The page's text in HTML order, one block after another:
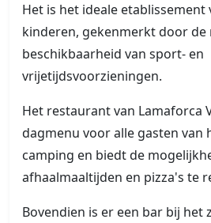
Het is het ideale
kinderen, gekenmerkt door de
beschikbaarheid van sport- en
vrijetijdsvoorzieningen.
Het restaurant van Lamaforca
dagmenu voor alle gasten van
camping en biedt de
afhaalmaaltijden en pizza's te
Bovendien is er een bar bij het